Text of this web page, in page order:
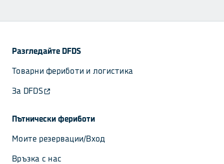
Разгледайте DFDS
Товарни фериботи и логистика
За DFDS
Пътнически фериботи
Моите резервации/Вход
Връзка с нас